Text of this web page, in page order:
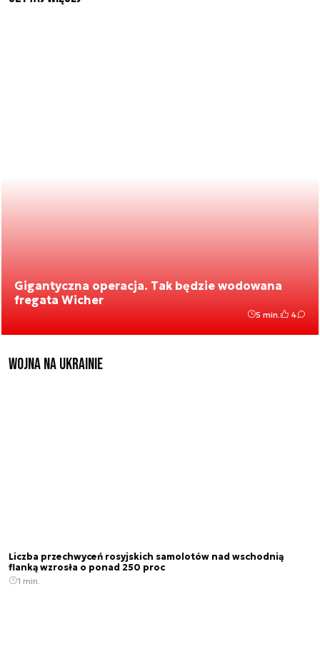
Gigantyczna operacja. Tak będzie wodowana
fregata Wicher
5 min. 4
Wojna na Ukrainie
Liczba przechwyceń rosyjskich samolotów nad wschodnią
flanką wzrosła o ponad 250 proc
1 min.